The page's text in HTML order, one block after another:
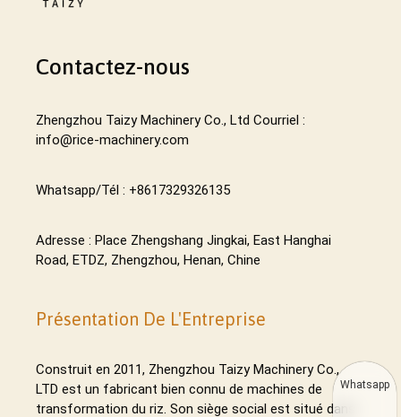
Contactez-nous
Zhengzhou Taizy Machinery Co., Ltd Courriel :
info@rice-machinery.com
Whatsapp/Tél : +8617329326135
Adresse : Place Zhengshang Jingkai, East Hanghai
Road, ETDZ, Zhengzhou, Henan, Chine
Présentation De L'Entreprise
Construit en 2011, Zhengzhou Taizy Machinery Co.,
LTD est un fabricant bien connu de machines de
transformation du riz. Son siège social est situé dans
Whatsapp